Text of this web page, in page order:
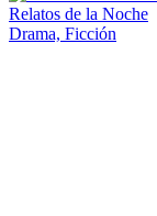
Relatos de la Noche
Drama, Ficción